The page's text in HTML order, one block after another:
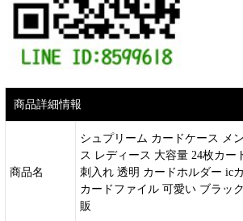
商品詳細情報
商品名
シュプリーム カードケース メ
ス レディース 大容量 24枚カー
刺入れ 透明 カードホルダー ic
カードファイル 可愛い ブラッ
販